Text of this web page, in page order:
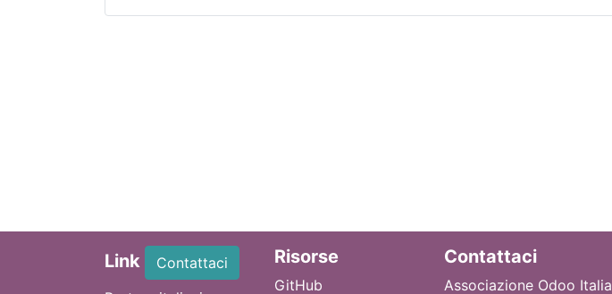
Link
Contattaci
Risorse
GitHub
Contattaci
Associazione Odoo Italia